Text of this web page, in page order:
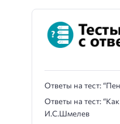
Ответы на тест:
Ответы на тест:
И.С.Шмелев